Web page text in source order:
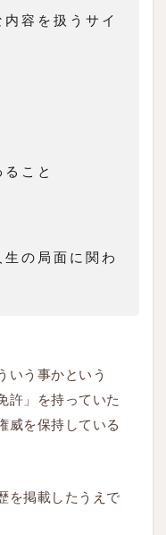
容を扱うサイ
こと
の局面に関わ
いう事かという
許」を持っていた
威を保持している
を掲載したうえで